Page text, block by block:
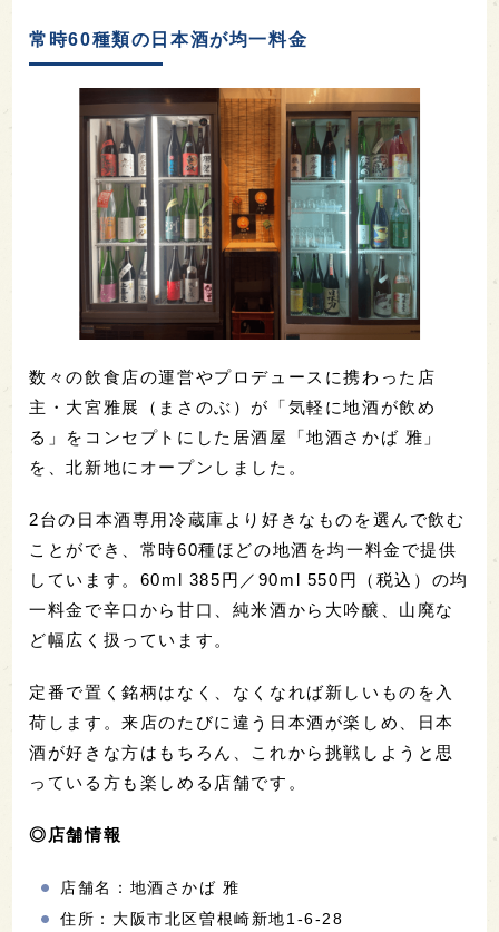
常時60種類の日本酒が均一料金
数々の飲食店の運営やプロデュースに携わった店
主・大宮雅展（まさのぶ）が「気軽に地酒が飲め
る」をコンセプトにした居酒屋「地酒さかば 雅」
を、北新地にオープンしました。
2台の日本酒専用冷蔵庫より好きなものを選んで飲む
ことができ、常時60種ほどの地酒を均一料金で提供
しています。60ml 385円／90ml 550円（税込）の均
一料金で辛口から甘口、純米酒から大吟醸、山廃な
ど幅広く扱っています。
定番で置く銘柄はなく、なくなれば新しいものを入
荷します。来店のたびに違う日本酒が楽しめ、日本
酒が好きな方はもちろん、これから挑戦しようと思
っている方も楽しめる店舗です。
◎店舗情報
店舗名：地酒さかば 雅
住所：大阪市北区曽根崎新地1-6-28